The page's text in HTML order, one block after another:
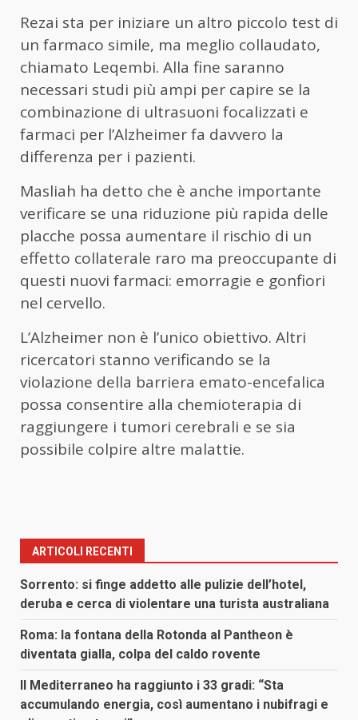
Rezai sta per iniziare un altro piccolo test di
un farmaco simile, ma meglio collaudato,
chiamato Leqembi. Alla fine saranno
necessari studi più ampi per capire se la
combinazione di ultrasuoni focalizzati e
farmaci per l’Alzheimer fa davvero la
differenza per i pazienti.
Masliah ha detto che è anche importante
verificare se una riduzione più rapida delle
placche possa aumentare il rischio di un
effetto collaterale raro ma preoccupante di
questi nuovi farmaci: emorragie e gonfiori
nel cervello.
L’Alzheimer non è l’unico obiettivo. Altri
ricercatori stanno verificando se la
violazione della barriera emato-encefalica
possa consentire alla chemioterapia di
raggiungere i tumori cerebrali e se sia
possibile colpire altre malattie.
ARTICOLI RECENTI
Sorrento: si finge addetto alle pulizie dell’hotel,
deruba e cerca di violentare una turista australiana
Roma: la fontana della Rotonda al Pantheon è
diventata gialla, colpa del caldo rovente
Il Mediterraneo ha raggiunto i 33 gradi: “Sta
accumulando energia, così aumentano i nubifragi e